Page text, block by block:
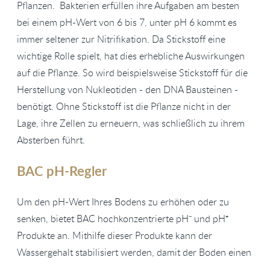
Pflanzen. Bakterien erfüllen ihre Aufgaben am besten
bei einem pH-Wert von 6 bis 7, unter pH 6 kommt es
immer seltener zur Nitrifikation. Da Stickstoff eine
wichtige Rolle spielt, hat dies erhebliche Auswirkungen
auf die Pflanze. So wird beispielsweise Stickstoff für die
Herstellung von Nukleotiden - den DNA Bausteinen -
benötigt. Ohne Stickstoff ist die Pflanze nicht in der
Lage, ihre Zellen zu erneuern, was schließlich zu ihrem
Absterben führt.
BAC pH-Regler
Um den pH-Wert Ihres Bodens zu erhöhen oder zu
senken, bietet BAC hochkonzentrierte pH⁻ und pH⁺
Produkte an. Mithilfe dieser Produkte kann der
Wassergehalt stabilisiert werden, damit der Boden einen